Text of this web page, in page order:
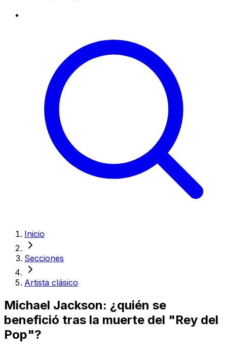
Inicio
Secciones
Artista clásico
Michael Jackson: ¿quién se
benefició tras la muerte del "Rey del
Pop"?